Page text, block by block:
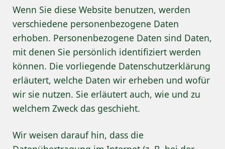
Wenn Sie diese Website benutzen, werden
verschiedene personenbezogene Daten
erhoben. Personenbezogene Daten sind Daten,
mit denen Sie persönlich identifiziert werden
können. Die vorliegende Datenschutzerklärung
erläutert, welche Daten wir erheben und wofür
wir sie nutzen. Sie erläutert auch, wie und zu
welchem Zweck das geschieht.
Wir weisen darauf hin, dass die